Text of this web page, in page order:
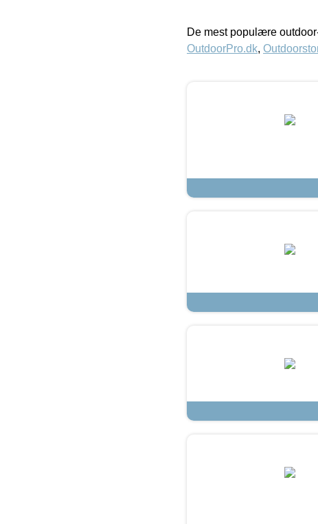
De mest populære
OutdoorPro.dk,